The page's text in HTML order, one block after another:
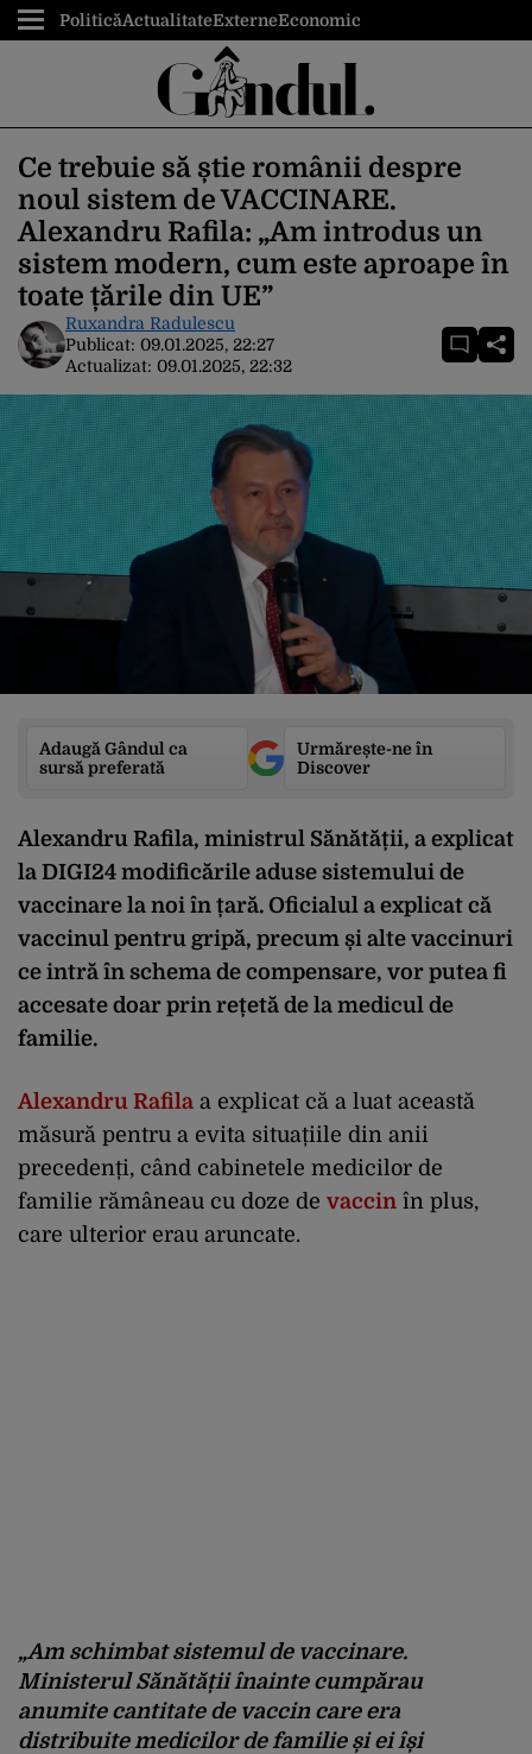
PoliticăActualitateExterneEconomic
Ce trebuie să știe românii despre
noul sistem de VACCINARE.
Alexandru Rafila: „Am introdus un
sistem modern, cum este aproape în
toate țările din UE”
Ruxandra Radulescu
Publicat: 09.01.2025, 22:27
Actualizat: 09.01.2025, 22:32
Adaugă Gândul ca
sursă preferată
Urmărește-ne în
Discover
Alexandru Rafila, ministrul Sănătății, a explicat
la DIGI24 modificările aduse sistemului de
vaccinare la noi în țară. Oficialul a explicat că
vaccinul pentru gripă, precum și alte vaccinuri
ce intră în schema de compensare, vor putea fi
accesate doar prin rețetă de la medicul de
familie.
Alexandru Rafila a explicat că a luat această
măsură pentru a evita situațiile din anii
precedenți, când cabinetele medicilor de
familie rămâneau cu doze de vaccin în plus,
care ulterior erau aruncate.
„Am schimbat sistemul de vaccinare.
Ministerul Sănătății înainte cumpărau
anumite cantitate de vaccin care era
distribuite medicilor de familie și ei își